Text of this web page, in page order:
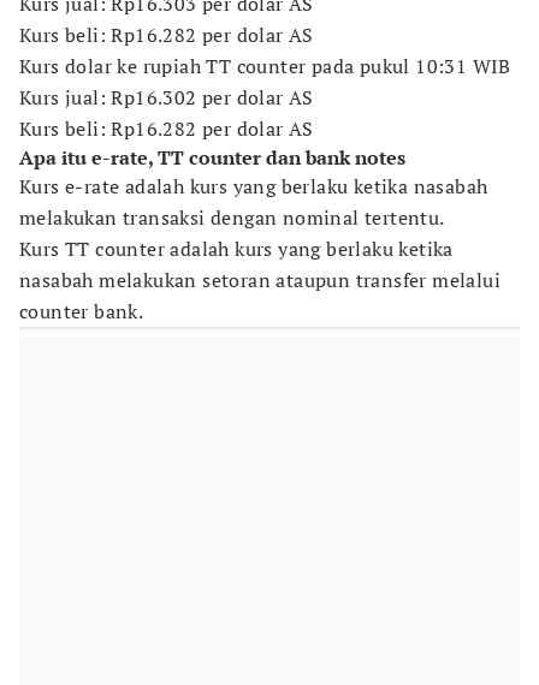
Kurs beli: Rp16.282 per dolar AS
Kurs dolar ke rupiah TT counter pada pukul 10:31 WIB
Kurs jual: Rp16.302 per dolar AS
Kurs beli: Rp16.282 per dolar AS
Apa itu e-rate, TT counter dan bank notes
Kurs e-rate adalah kurs yang berlaku ketika nasabah
melakukan transaksi dengan nominal tertentu.
Kurs TT counter adalah kurs yang berlaku ketika
nasabah melakukan setoran ataupun transfer melalui
counter bank.